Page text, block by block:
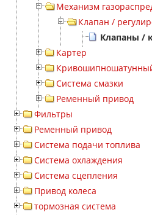
Механизм
Клапан /
Клапаны /
Картер
Система смазки
Ременный привод
Фильтры
Ременный привод
Система подачи топлива
Система охлаждения
Система сцепления
Привод колеса
тормозная система